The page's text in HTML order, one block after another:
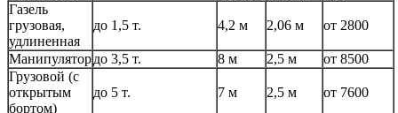
Газель
грузовая,
удлиненная
до 1,5 т. 4,2 м 2,06 м от 2800
Манипулятордо 3,5 т. 8 м 2,5 м
от 8500
Грузовой (с
открытым
бортом)
до 5 т. 7 м 2,5 м от 7600